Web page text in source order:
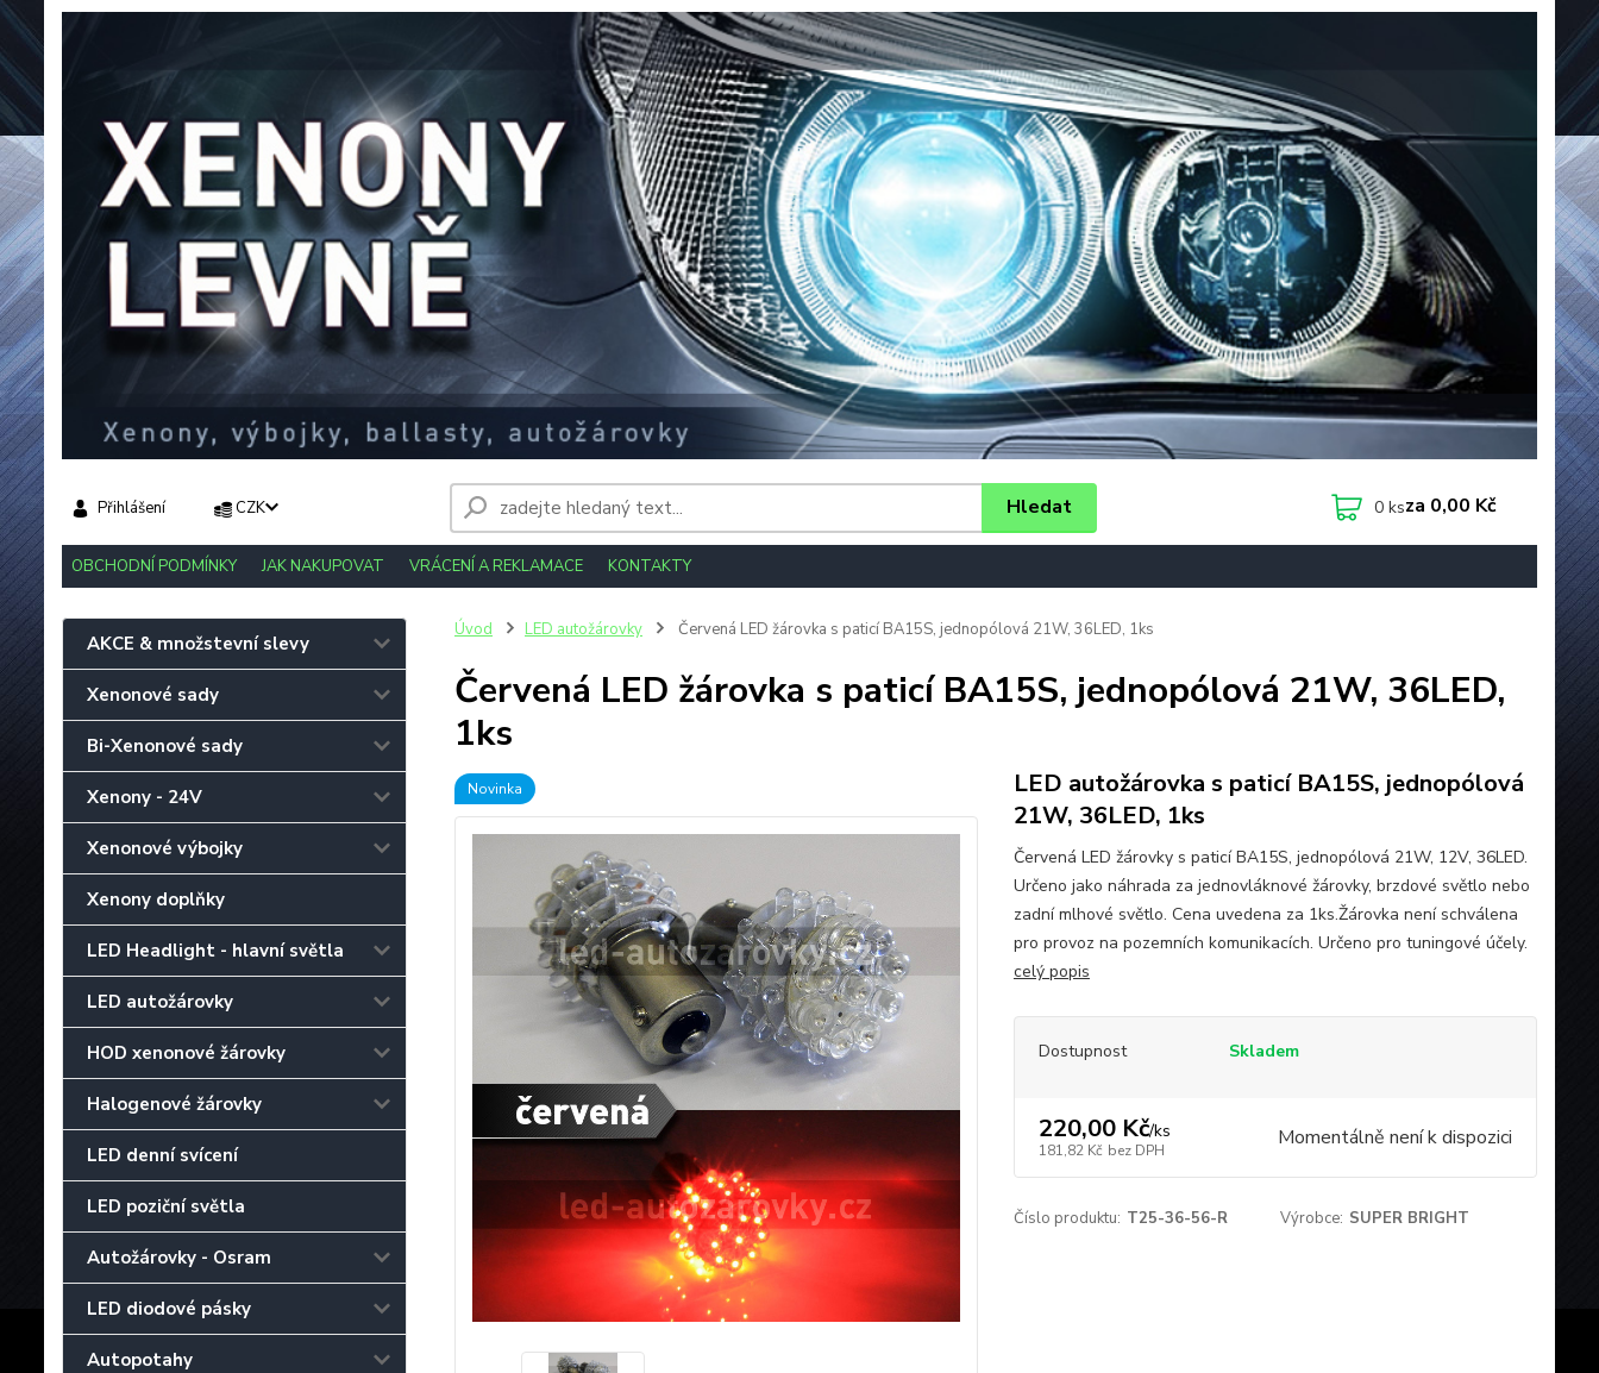
OBCHODNÍ PODMÍNKY JAK NAKUPOVAT VRÁCENÍ A REKLAMACE KONTAKTY
CZK
Přihlášení Hledat 0ksza 0,00 Kč
AKCE & množstevní slevy
Xenonové sady
Bi-Xenonové sady
Xenony - 24V
Xenonové výbojky
Xenony doplňky
LED Headlight - hlavní světla
LED autožárovky
HOD xenonové žárovky
Halogenové žárovky
LED denní svícení
LED poziční světla
Autožárovky - Osram
LED diodové pásky
Autopotahy
Úvod LED autožárovky Červená LED žárovka s paticí BA15S, jednopólová 21W, 36LED, 1ks
Červená LED žárovka s paticí BA15S, jednopólová 21W, 36LED,
1ks
Novinka
LED autožárovka s paticí BA15S, jednopólová
21W, 36LED, 1ks
Červená LED žárovky s paticí BA15S, jednopólová 21W, 12V, 36LED.
Určeno jako náhrada za jednovláknové žárovky, brzdové světlo nebo
zadní mlhové světlo. Cena uvedena za 1ks.Žárovka není schválena
pro provoz na pozemních komunikacích. Určeno pro tuningové účely.
celý popis
Dostupnost Skladem
220,00 Kč/ks
181,82 Kč bez DPH Momentálně není k dispozici
Číslo produktu: T25-36-56-R Výrobce: SUPER BRIGHT